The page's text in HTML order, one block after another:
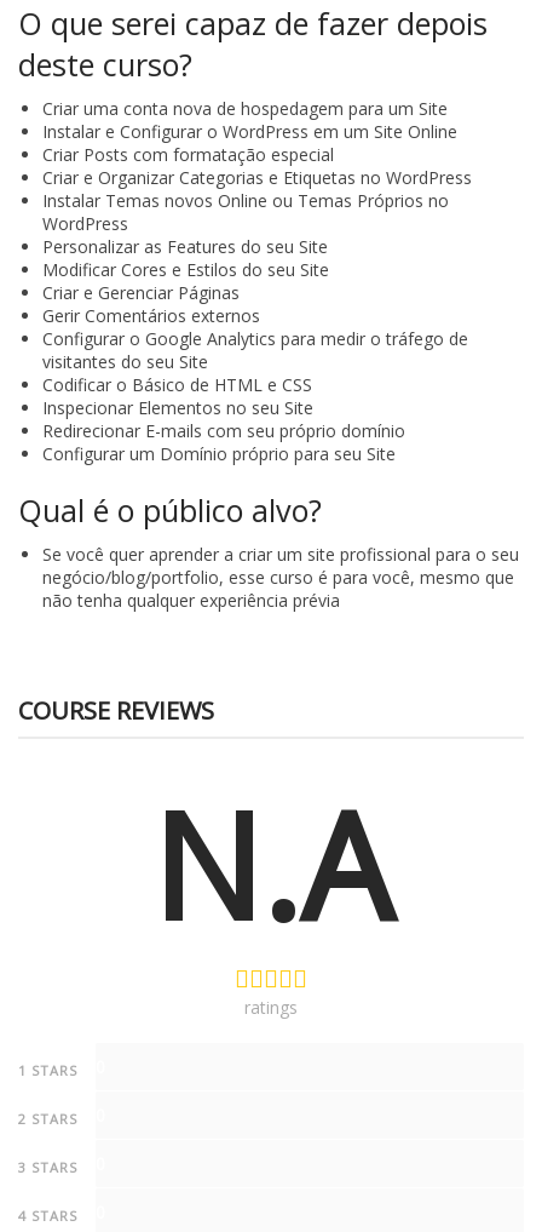
O que serei capaz de fazer depois
deste curso?
Criar uma conta nova de hospedagem para um Site
Instalar e Configurar o WordPress em um Site Online
Criar Posts com formatação especial
Criar e Organizar Categorias e Etiquetas no WordPress
Instalar Temas novos Online ou Temas Próprios no
WordPress
Personalizar as Features do seu Site
Modificar Cores e Estilos do seu Site
Criar e Gerenciar Páginas
Gerir Comentários externos
Configurar o Google Analytics para medir o tráfego de
visitantes do seu Site
Codificar o Básico de HTML e CSS
Inspecionar Elementos no seu Site
Redirecionar E-mails com seu próprio domínio
Configurar um Domínio próprio para seu Site
Qual é o público alvo?
Se você quer aprender a criar um site profissional para o seu
negócio/blog/portfolio, esse curso é para você, mesmo que
não tenha qualquer experiência prévia
COURSE REVIEWS
N.A
ratings
1 STARS
2 STARS
3 STARS
4 STARS